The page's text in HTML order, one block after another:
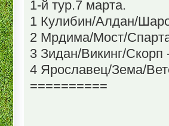
1-й тур.7 марта.
1 Кулибин/Алдан/
2 Мрдима/Мост/
3 Зидан/Викинг/
4 Ярославец/Зема/
==========